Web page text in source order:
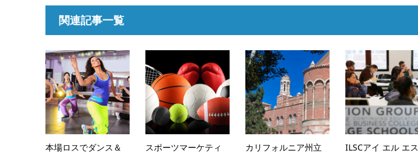
関連記事一覧
本場ロスでダンス＆
スポーツマーケティ
カリフォルニア州立
ILSCアイ エル エス